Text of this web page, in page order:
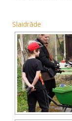
Slaidrāde